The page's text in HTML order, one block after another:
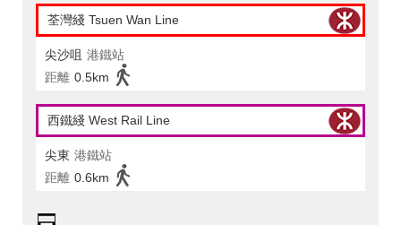
荃灣綫 Tsuen Wan Line
尖沙咀 港鐵站
距離 0.5km
西鐵綫 West Rail Line
尖東 港鐵站
距離 0.6km